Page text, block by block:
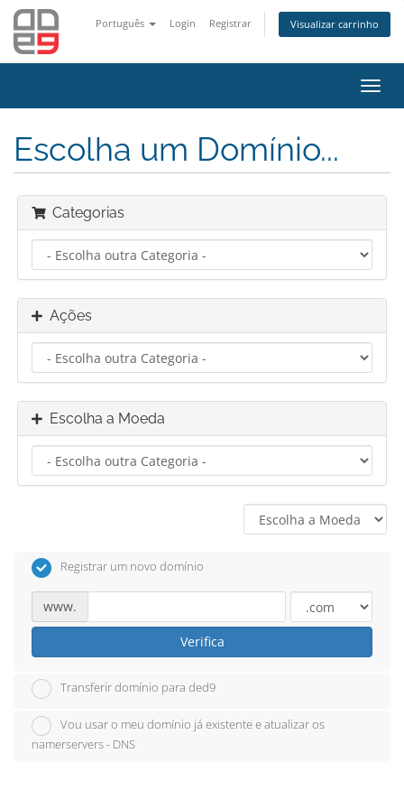
Português Login Registrar Visualizar carrinho
Escolha um Domínio...
Categorias
Ações
Escolha a Moeda
Registrar um novo domínio
www.
Verifica
Transferir domínio para ded9
Vou usar o meu domínio já existente e atualizar os
namerservers - DNS